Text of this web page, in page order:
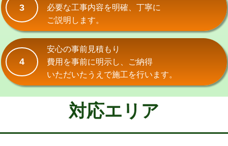
持込商品取付（浄水器・分岐水栓） 16,500円
給水管工事※（ホール加工)
給水管工事※（バンド止め)
給水管工事※（支持金具設置) 5,500円
給水管工事※（保温材使用（バンド止
め込み）)
5,500円
給水管工事※（土の掘削・埋め戻し作
11,000円
3
必要な工事内容を明確、丁寧に
ご説明します。
4
安心の事前見積もり
費用を事前に明示し、ご納得
いただいたうえで施工を行います。
対応エリア